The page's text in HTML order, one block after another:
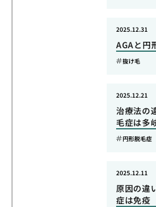
AGAと円
2025.12.31
抜け毛
治療法の
毛症は多
2025.12.21
円形脱毛症
原因の違
症は免疫
2025.12.11